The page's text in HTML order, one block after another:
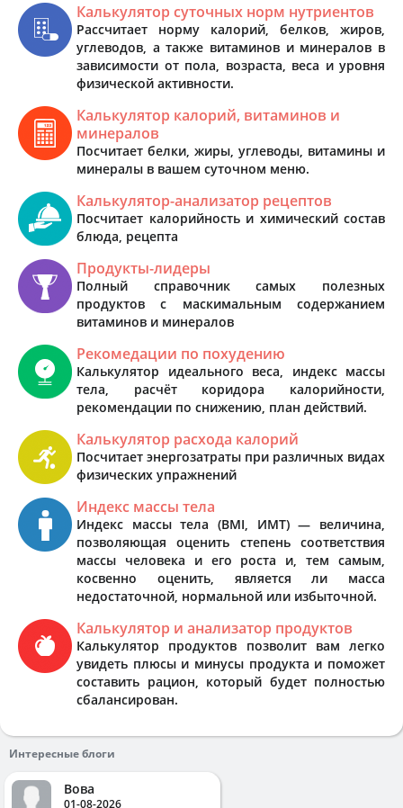
Калькулятор суточных норм нутриентов
Рассчитает норму калорий, белков, жиров,
углеводов, а также витаминов и минералов в
зависимости от пола, возраста, веса и уровня
физической активности.
Калькулятор калорий, витаминов и
минералов
Посчитает белки, жиры, углеводы, витамины и
минералы в вашем суточном меню.
Калькулятор-анализатор рецептов
Посчитает калорийность и химический состав
блюда, рецепта
Продукты-лидеры
Полный справочник самых полезных
продуктов с маскимальным содержанием
витаминов и минералов
Рекомедации по похудению
Калькулятор идеального веса, индекс массы
тела, расчёт коридора калорийности,
рекомендации по снижению, план действий.
Калькулятор расхода калорий
Посчитает энергозатраты при различных видах
физических упражнений
Индекс массы тела
Индекс массы тела (BMI, ИМТ) — величина,
позволяющая оценить степень соответствия
массы человека и его роста и, тем самым,
косвенно оценить, является ли масса
недостаточной, нормальной или избыточной.
Калькулятор и анализатор продуктов
Калькулятор продуктов позволит вам легко
увидеть плюсы и минусы продукта и поможет
составить рацион, который будет полностью
сбалансирован.
Интересные блоги
Вова
01-08-2026